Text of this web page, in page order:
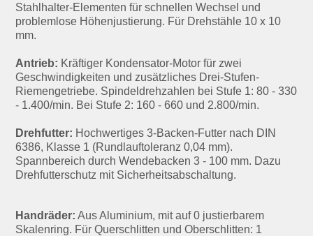
Stahlhalter-Elementen für schnellen Wechsel und
problemlose Höhenjustierung. Für Drehstähle 10 x 10
mm.
Antrieb: Kräftiger Kondensator-Motor für zwei
Geschwindigkeiten und zusätzliches Drei-Stufen-
Riemengetriebe. Spindeldrehzahlen bei Stufe 1: 80 - 330
- 1.400/min. Bei Stufe 2: 160 - 660 und 2.800/min.
Drehfutter: Hochwertiges 3-Backen-Futter nach DIN
6386, Klasse 1 (Rundlauftoleranz 0,04 mm).
Spannbereich durch Wendebacken 3 - 100 mm. Dazu
Drehfutterschutz mit Sicherheitsabschaltung.
Handräder: Aus Aluminium, mit auf 0 justierbarem
Skalenring. Für Querschlitten und Oberschlitten: 1